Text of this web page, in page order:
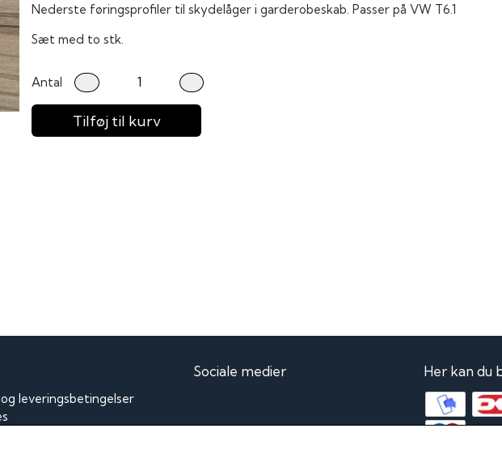
Nederste føringsprofiler til skydelåger i garderobeskab. Passer på VW T6.1
Sæt med to stk.
Antal
Tilføj til kurv
leveringsbetingelser
Sociale medier Her kan du